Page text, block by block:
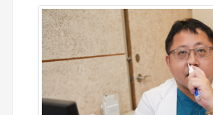
受孕失敗後，改採試管嬰兒療
次，一次就中，並且成功生下